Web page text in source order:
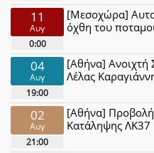
11
Αυγ
0:00
[Μεσοχώρα]
όχθη του
04
Αυγ
19:00
[Αθήνα] Ανοιχτή
Λέλας
02
Αυγ
21:00
[Αθήνα] Προβολή
Κατάληψης ΛΚ37